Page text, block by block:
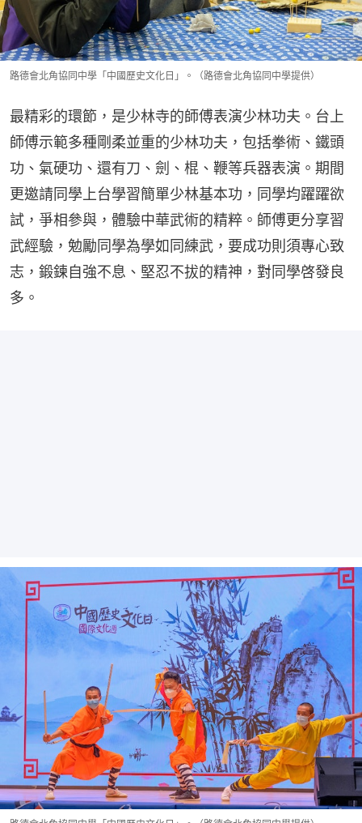
路德會北角協同中學「中國歷史文化日」。（路德會北角協同中學提供）
最精彩的環節，是少林寺的師傅表演少林功夫。台上
師傅示範多種剛柔並重的少林功夫，包括拳術、鐵頭
功、氣硬功、還有刀、劍、棍、鞭等兵器表演。期間
更邀請同學上台學習簡單少林基本功，同學均躍躍欲
試，爭相參與，體驗中華武術的精粹。師傅更分享習
武經驗，勉勵同學為學如同練武，要成功則須專心致
志，鍛鍊自強不息、堅忍不拔的精神，對同學啓發良
多。